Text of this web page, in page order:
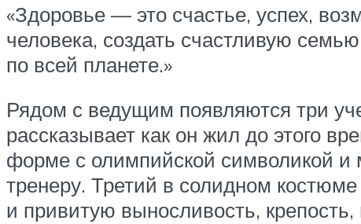
«Здоровье — это счастье, успех,
человека, создать счастливую
по всей планете.»
Рядом с ведущим появляются три
рассказывает как он жил до этого
форме с олимпийской символикой и
тренеру. Третий в солидном
и привитую выносливость,